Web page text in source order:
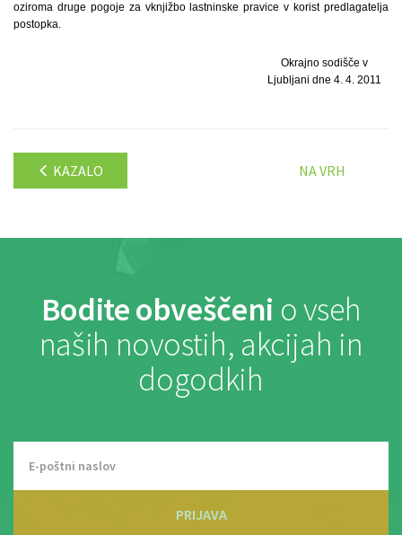
oziroma druge pogoje za vknjižbo lastninske pravice v korist predlagatelja
postopka.
Okrajno sodišče v
Ljubljani dne 4. 4. 2011
KAZALO NA VRH
Bodite obveščeni o vseh
naših novostih, akcijah in
dogodkih
PRIJAVA